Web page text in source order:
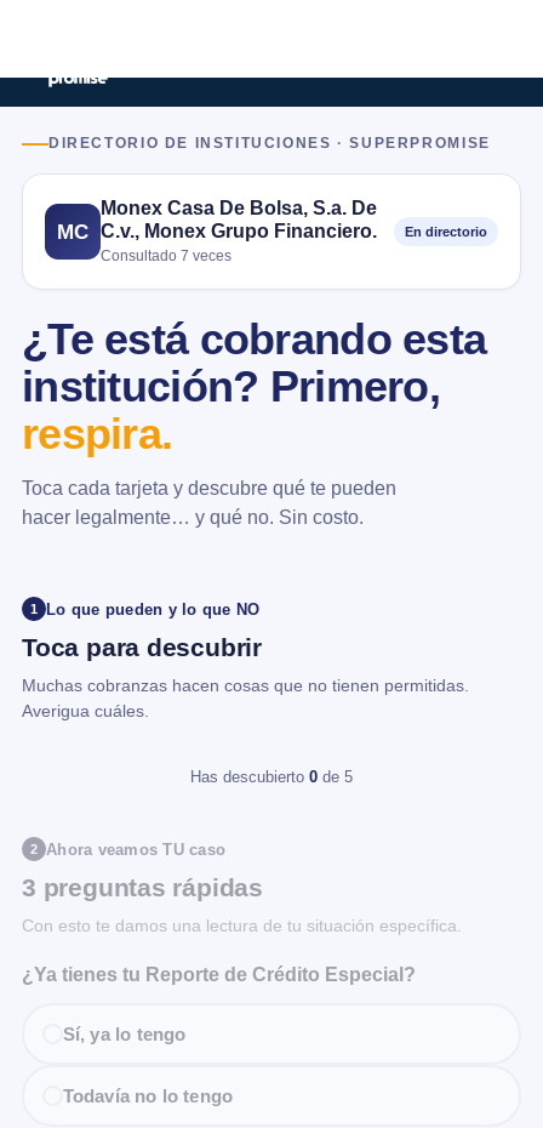
DIRECTORIO DE INSTITUCIONES · SUPERPROMISE
MC
Monex Casa De Bolsa, S.a. De
C.v., Monex Grupo Financiero.
Consultado 7 veces
En directorio
¿Te está cobrando esta
institución? Primero,
respira.
Toca cada tarjeta y descubre qué te pueden
hacer legalmente… y qué no. Sin costo.
1 Lo que pueden y lo que NO
Toca para descubrir
Muchas cobranzas hacen cosas que no tienen permitidas.
Averigua cuáles.
Has descubierto 0 de 5
2 Ahora veamos TU caso
3 preguntas rápidas
Con esto te damos una lectura de tu situación específica.
¿Ya tienes tu Reporte de Crédito Especial?
Sí, ya lo tengo
Todavía no lo tengo